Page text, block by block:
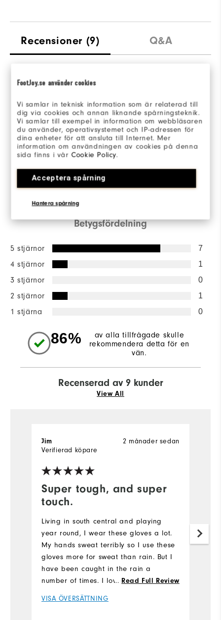
FootJoy.se använder cookies
Vi samlar in teknisk information som är relaterad till
dig via cookies och annan liknande spårningsteknik.
Vi samlar till exempel in information om webbläsaren
du använder, operativsystemet och IP-adressen för
dina enheter för att ansluta till Internet. Mer
information om användningen av cookies på denna
sida finns i vårCookie Policy.
Acceptera spårning
Hantera spårning
Recensioner (9) Q&A
Overall Rating
4.6/5
Based on 9 Review(s)
SKRIV EN RECENSION
Betygsfördelning
5 stjärnor 7
4 stjärnor 1
3 stjärnor 0
2 stjärnor 1
1 stjärna 0
86%
av alla tillfrågade skulle
rekommendera detta för en
vän.
Recenserad av 9 kunder
View All
Super tough, and super
touch.
2 månader sedan
Jim
Verifierad köpare
Living in south central and playing
year round, I wear these gloves a lot.
My hands sweat terribly so I use these
gloves more for sweat than rain. But I
have been caught in the rain a
number of times. I love these gloves.
Super gripping no matter how wet they
get. Also, they wear like iron.
... Read Full Review
VISA ÖVERSÄTTNING